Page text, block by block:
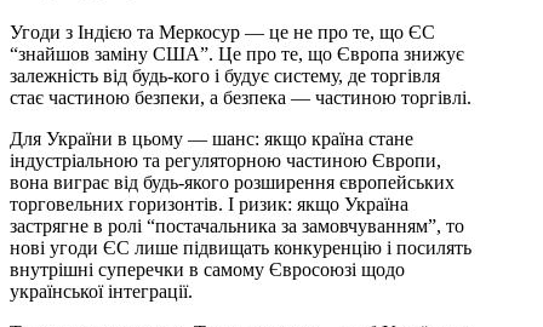
Угоди з Індією та Меркосур — це не про те, що ЄС
“знайшов заміну США”. Це про те, що Європа знижує
залежність від будь-кого і будує систему, де торгівля
стає частиною безпеки, а безпека — частиною торгівлі.
Для України в цьому — шанс: якщо країна стане
індустріальною та регуляторною частиною Європи,
вона виграє від будь-якого розширення європейських
торговельних горизонтів. І ризик: якщо Україна
застрягне в ролі “постачальника за замовчуванням”, то
нові угоди ЄС лише підвищать конкуренцію і посилять
внутрішні суперечки в самому Євросоюзі щодо
української інтеграції.